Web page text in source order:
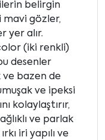
belirgin
mavi gözler,
yer alır.
(iki renkli)
desenler
ve bazen de
ve ipeksi
kolaylaştırır,
ve parlak
iri yapılı ve